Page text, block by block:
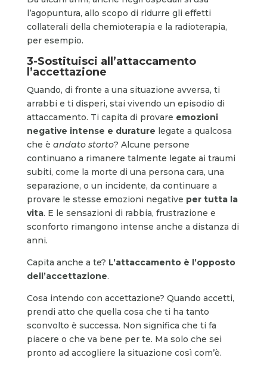
l’agopuntura, allo scopo di ridurre gli effetti
collaterali della chemioterapia e la radioterapia,
per esempio.
3-Sostituisci all’attaccamento
l’accettazione
Quando, di fronte a una situazione avversa, ti
arrabbi e ti disperi, stai vivendo un episodio di
attaccamento. Ti capita di provare emozioni
negative intense e durature legate a qualcosa
che è andato storto? Alcune persone
continuano a rimanere talmente legate ai traumi
subiti, come la morte di una persona cara, una
separazione, o un incidente, da continuare a
provare le stesse emozioni negative per tutta la
vita. E le sensazioni di rabbia, frustrazione e
sconforto rimangono intense anche a distanza di
anni.
Capita anche a te? L’attaccamento è l’opposto
dell’accettazione.
Cosa intendo con accettazione? Quando accetti,
prendi atto che quella cosa che ti ha tanto
sconvolto è successa. Non significa che ti fa
piacere o che va bene per te. Ma solo che sei
pronto ad accogliere la situazione così com’è.